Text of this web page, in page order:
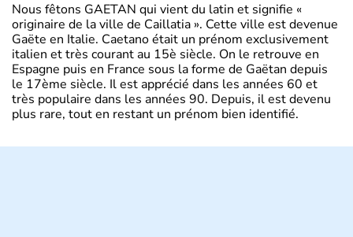
Nous fêtons GAETAN qui vient du latin et signifie «
originaire de la ville de Caillatia ». Cette ville est devenue
Gaëte en Italie. Caetano était un prénom exclusivement
italien et très courant au 15è siècle. On le retrouve en
Espagne puis en France sous la forme de Gaëtan depuis
le 17ème siècle. Il est apprécié dans les années 60 et
très populaire dans les années 90. Depuis, il est devenu
plus rare, tout en restant un prénom bien identifié.